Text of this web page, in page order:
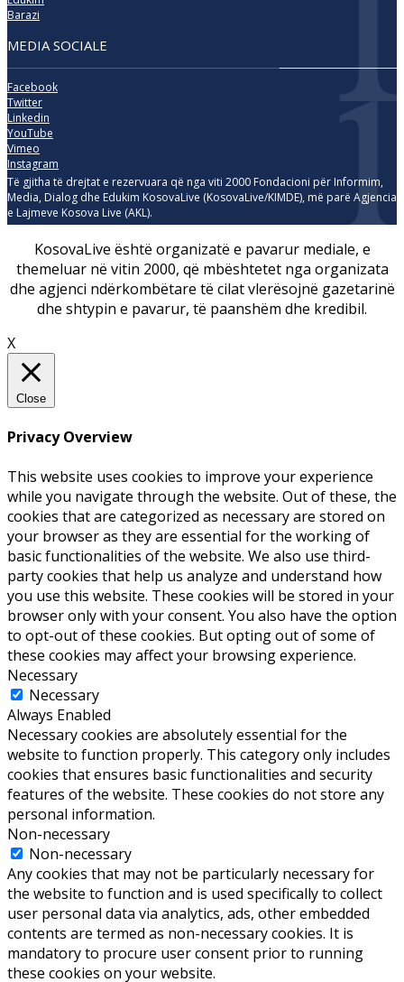
Barazi
MEDIA SOCIALE
Facebook
Twitter
Linkedin
YouTube
Vimeo
Instagram
Të gjitha të drejtat e rezervuara që nga viti 2000 Fondacioni për Informim,
Media, Dialog dhe Edukim KosovaLive (KosovaLive/KIMDE), më parë Agjencia
e Lajmeve Kosova Live (AKL).
KosovaLive është organizatë e pavarur mediale, e
themeluar në vitin 2000, që mbështetet nga organizata
dhe agjenci ndërkombëtare të cilat vlerësojnë gazetarinë
dhe shtypin e pavarur, të paanshëm dhe kredibil.
X
Close
Privacy Overview
This website uses cookies to improve your experience
while you navigate through the website. Out of these, the
cookies that are categorized as necessary are stored on
your browser as they are essential for the working of
basic functionalities of the website. We also use third-
party cookies that help us analyze and understand how
you use this website. These cookies will be stored in your
browser only with your consent. You also have the option
to opt-out of these cookies. But opting out of some of
these cookies may affect your browsing experience.
Necessary
Necessary
Always Enabled
Necessary cookies are absolutely essential for the
website to function properly. This category only includes
cookies that ensures basic functionalities and security
features of the website. These cookies do not store any
personal information.
Non-necessary
Non-necessary
Any cookies that may not be particularly necessary for
the website to function and is used specifically to collect
user personal data via analytics, ads, other embedded
contents are termed as non-necessary cookies. It is
mandatory to procure user consent prior to running
these cookies on your website.